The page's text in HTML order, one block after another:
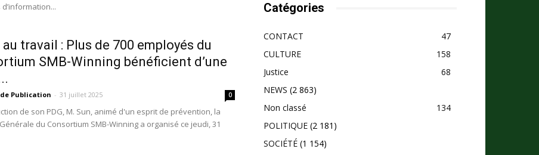
travail : Plus de 700 employés du
SMB-Winning bénéficient d’une
Publication - 31 juillet 2025 0
de son PDG, M. Sun, animé d'un esprit de prévention, la
du Consortium SMB-Winning a organisé ce jeudi, 31
Catégories
CONTACT
47
CULTURE
158
Justice
68
NEWS (2 863)
Non classé
134
POLITIQUE (2 181)
SOCIÉTÉ (1 154)